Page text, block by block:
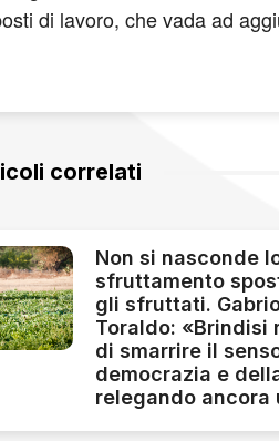
di lavoro, che vada ad
correlati
Non si nasconde
sfruttamento
gli sfruttati.
Toraldo: «Brindisi
di smarrire il
democrazia e
relegando ancora